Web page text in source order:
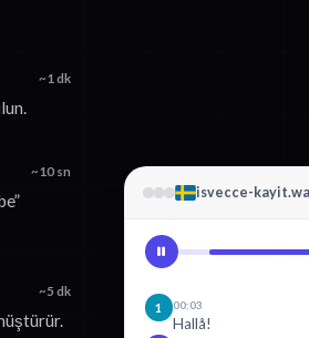
~1 dk
~10 sn
~5 dk
isvecce-
1 00:03
Hallå!